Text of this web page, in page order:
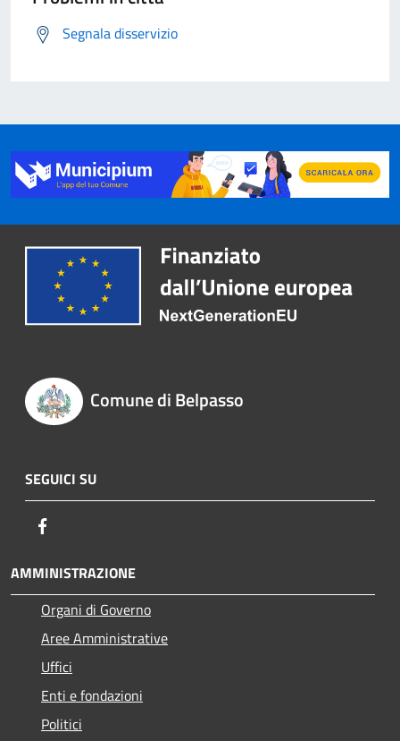
Segnala disservizio
Comune di Belpasso
SEGUICI SU
AMMINISTRAZIONE
Organi di Governo
Aree Amministrative
Uffici
Enti e fondazioni
Politici